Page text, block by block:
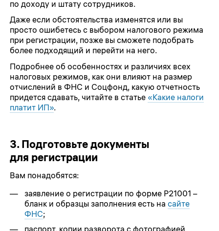
по доходу и штату сотрудников.
Даже если обстоятельства изменятся или вы
просто ошибетесь с выбором налогового режима
при регистрации, позже вы сможете подобрать
более подходящий и перейти на него.
Подробнее об особенностях и различиях всех
налоговых режимов, как они влияют на размер
отчислений в ФНС и Соцфонд, какую отчетность
придется сдавать, читайте в статье «Какие налоги
платит ИП».
3. Подготовьте документы
для регистрации
Вам понадобятся:
заявление о регистрации по форме Р21001 –
бланк и образцы заполнения есть на сайте
ФНС;